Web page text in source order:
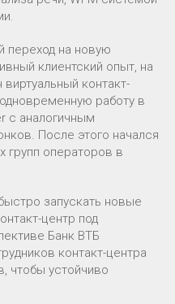
переход на новую
клиентский опыт, на
контакт-
работу в
с аналогичным
После этого начался
групп операторов в
запускать новые
центр под
Банк ВТБ
контакт-центра
чтобы устойчиво